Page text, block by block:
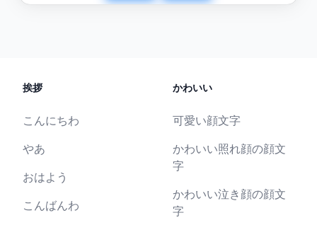
挨拶
こんにちわ
やあ
おはよう
こんばんわ
かわいい
可愛い顔文字
かわいい照れ顔の顔文
字
かわいい泣き顔の顔文
字